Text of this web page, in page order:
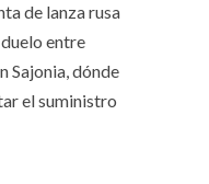
de lanza rusa
entre
Sajonia, dónde
el suministro